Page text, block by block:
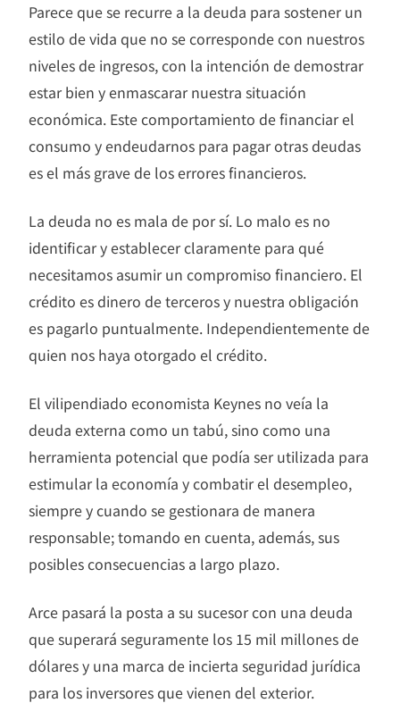
Parece que se recurre a la deuda para sostener un
estilo de vida que no se corresponde con nuestros
niveles de ingresos, con la intención de demostrar
estar bien y enmascarar nuestra situación
económica. Este comportamiento de financiar el
consumo y endeudarnos para pagar otras deudas
es el más grave de los errores financieros.
La deuda no es mala de por sí. Lo malo es no
identificar y establecer claramente para qué
necesitamos asumir un compromiso financiero. El
crédito es dinero de terceros y nuestra obligación
es pagarlo puntualmente. Independientemente de
quien nos haya otorgado el crédito.
El vilipendiado economista Keynes no veía la
deuda externa como un tabú, sino como una
herramienta potencial que podía ser utilizada para
estimular la economía y combatir el desempleo,
siempre y cuando se gestionara de manera
responsable; tomando en cuenta, además, sus
posibles consecuencias a largo plazo.
Arce pasará la posta a su sucesor con una deuda
que superará seguramente los 15 mil millones de
dólares y una marca de incierta seguridad jurídica
para los inversores que vienen del exterior.